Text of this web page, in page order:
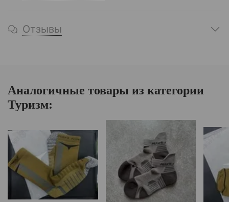
Отзывы
Аналогичные товары из категории
Туризм: